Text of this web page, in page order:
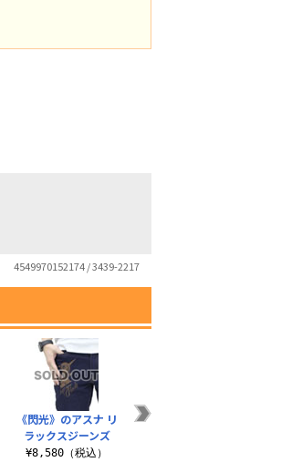
4549970152174 / 3439-2217
《閃光》のアスナ リ
ラックスジーンズ
¥8,580（税込）
明日奈 湯のみ